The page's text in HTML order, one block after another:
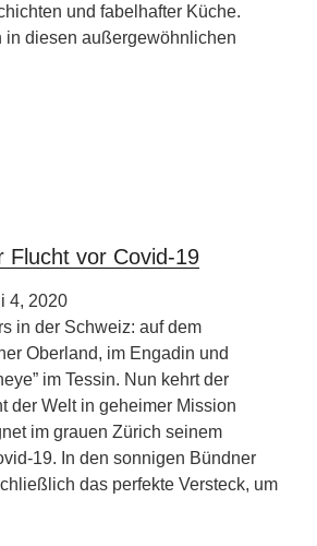
und fabelhafter Küche.
in diesen außergewöhnlichen
Flucht vor Covid-19
4, 2020
in der Schweiz: auf dem
Oberland, im Engadin und
im Tessin. Nun kehrt der
der Welt in geheimer Mission
im grauen Zürich seinem
19. In den sonnigen Bündner
das perfekte Versteck, um